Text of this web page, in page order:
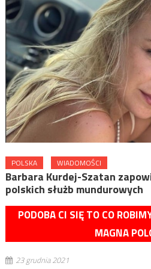
POLSKA WIADOMOŚCI
Barbara Kurdej-Szatan
polskich służb mundurowych
PODOBA CI SIĘ TO CO
MAGNA
23 grudnia 2021